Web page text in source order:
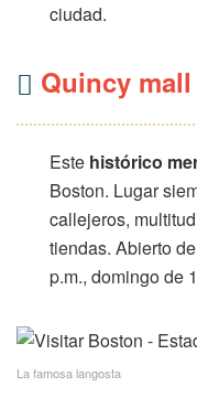
ciudad.
Quincy
Este histórico
Boston. Lugar
callejeros,
tiendas. Abierto
p.m., domingo de
La famosa langosta